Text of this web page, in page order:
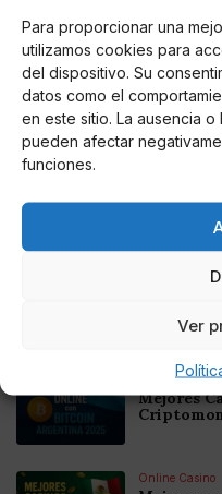
Para proporcionar una
utilizamos cookies para
del dispositivo. Su
datos como el
en este sitio. La ausencia
pueden afectar
funciones.
Ver
AUTOR
Periodista
deportes
rugby,
Noticias
Online Casino
Colombia
Online Casino
Mejores
Online Casino